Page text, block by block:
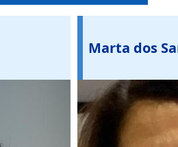
Marta dos